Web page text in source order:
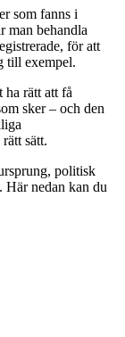
som fanns i
man behandla
för att
till exempel.
ha rätt att få
sker – och den
sätt.
politisk
Här nedan kan du